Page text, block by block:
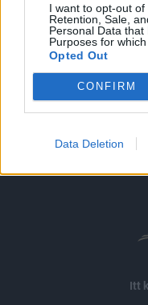
I want to opt-out of
Retention, Sale,
Personal Data
Purposes for
Opted Out
CONFIRM
Data Deletion
adatvédelem
Itt